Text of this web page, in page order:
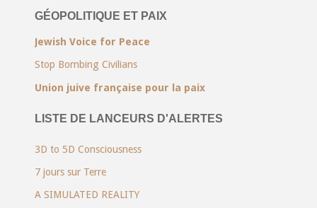
GÉOPOLITIQUE ET PAIX
Jewish Voice for Peace
Stop Bombing Civilians
Union juive française pour la paix
LISTE DE LANCEURS D'ALERTES
3D to 5D Consciousness
7 jours sur Terre
A SIMULATED REALITY